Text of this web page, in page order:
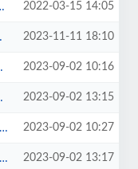
2022-03-15 14:05
2023-11-11 18:10
2023-09-02 10:16
2023-09-02 13:15
2023-09-02 10:27
2023-09-02 13:17